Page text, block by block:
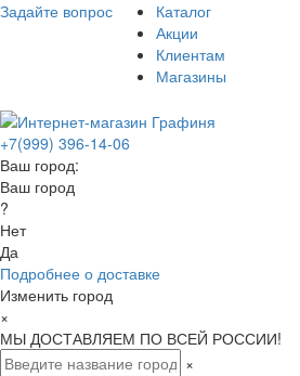
Задайте вопрос
Каталог
Акции
Клиентам
Магазины
+7(999) 396-14-06
Ваш город:
Ваш город
?
Нет
Да
Подробнее о доставке
Изменить город
×
МЫ ДОСТАВЛЯЕМ ПО ВСЕЙ РОССИИ!
×